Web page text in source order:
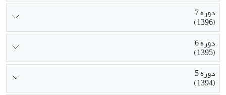
دوره 7
(1396)
دوره 6
(1395)
دوره 5
(1394)